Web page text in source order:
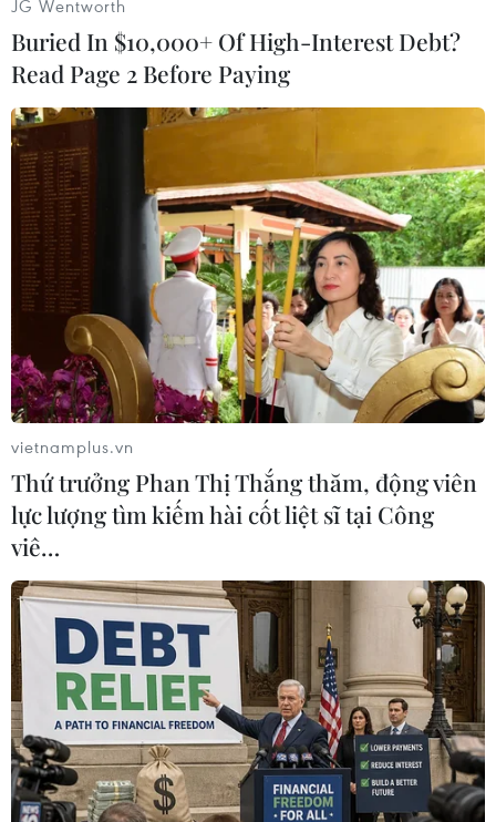
Tàu Viking Orion cập cảng. (Ảnh: Văn Đức/TTXVN)
Bà Nguyễn Huyền Anh, Phó Giám đốc phụ trách Sở Du lịch tỉnh Quảng
Ninh, cho biết thị trường khách Ấn Độ là thị trường mới, có tiềm năng
nên tỉnh tổ chức nhiều hội nghị, hội thảo lấy ý kiến của doanh nghiệp lữ
hành, du lịch. Tới đây, tỉnh tiếp tục mời chuyên gia tập huấn kiến thức
cho người làm du lịch về văn hóa Hồi giáo, văn hóa Ấn Độ, từ đó cung
ứng dịch vụ chất lượng tốt hơn đối với dòng khách này.
Riêng khách du lịch đến bằng đường biển, bà Nguyễn Huyền Anh cho
hay dự kiến mùa du lịch 2023-2024, Quảng Ninh đón khoảng 20 tàu
biển du lịch quốc tế.
Việc hai tàu du lịch đầu tiên đưa 1.200 khách đến với Hạ Long là khởi
đầu tốt để Quảng Ninh sẵn sàng đón những đoàn khách quốc tế bằng
đường biển trong thời gian tới./.
(TTXVN/Vietnam+)
JG Wentworth
Buried In $10,000+ Of High-Interest Debt?
Read Page 2 Before Paying
vietnamplus.vn
Thứ trưởng Phan Thị Thắng thăm, động viên
lực lượng tìm kiếm hài cốt liệt sĩ tại Công
viê…